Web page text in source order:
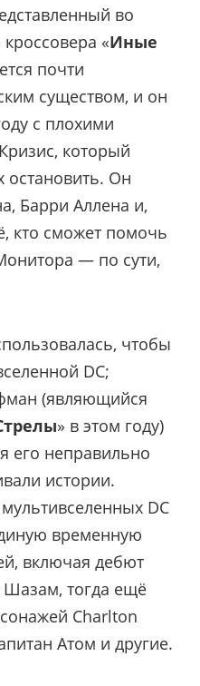
во
«Иные
почти
существом, и он
с плохими
который
остановить. Он
Барри Аллена и,
кто сможет помочь
— по сути,
чтобы
DC;
(являющийся
» в этом году)
его неправильно
истории.
DC
временную
включая дебют
Шазам, тогда ещё
Charlton
Атом и другие.